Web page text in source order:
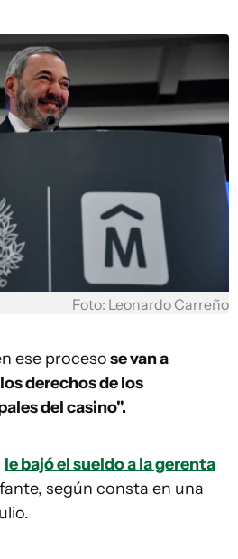
Foto: Leonardo Carreño
ese procesose van a
derechos de los
del casino".
le bajó el sueldo a la gerenta
según consta en una